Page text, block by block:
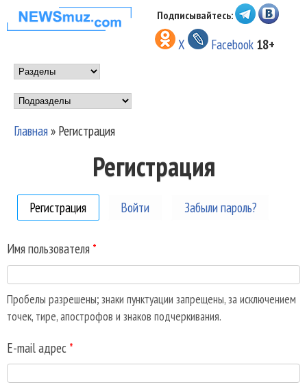
Перейти к основному
содержанию
НОВОСТИ
МУЗЫКИ И
ШОУ БИЗНЕСА
NEWSMUZ.COM
Подписывайтесь:
X Facebook 18+
Main menu
Подразделы
Главная» Регистрация
Регистрация
Регистрация (активная вкладка)
Войти Забыли пароль?
Имя пользователя *
Пробелы разрешены; знаки пунктуации запрещены, за исключением
точек, тире, апострофов и знаков подчеркивания.
E-mail адрес *